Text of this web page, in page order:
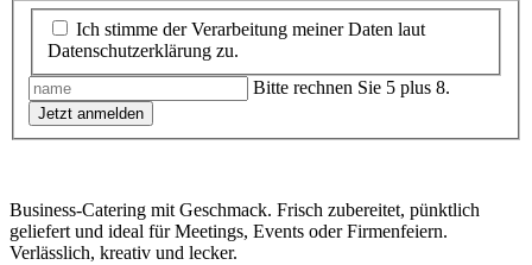
Ich stimme der Verarbeitung meiner Daten laut
Datenschutzerklärung zu.
Bitte rechnen Sie 5 plus 8.
Jetzt anmelden
Business-Catering mit Geschmack. Frisch zubereitet, pünktlich
geliefert und ideal für Meetings, Events oder Firmenfeiern.
Verlässlich, kreativ und lecker.